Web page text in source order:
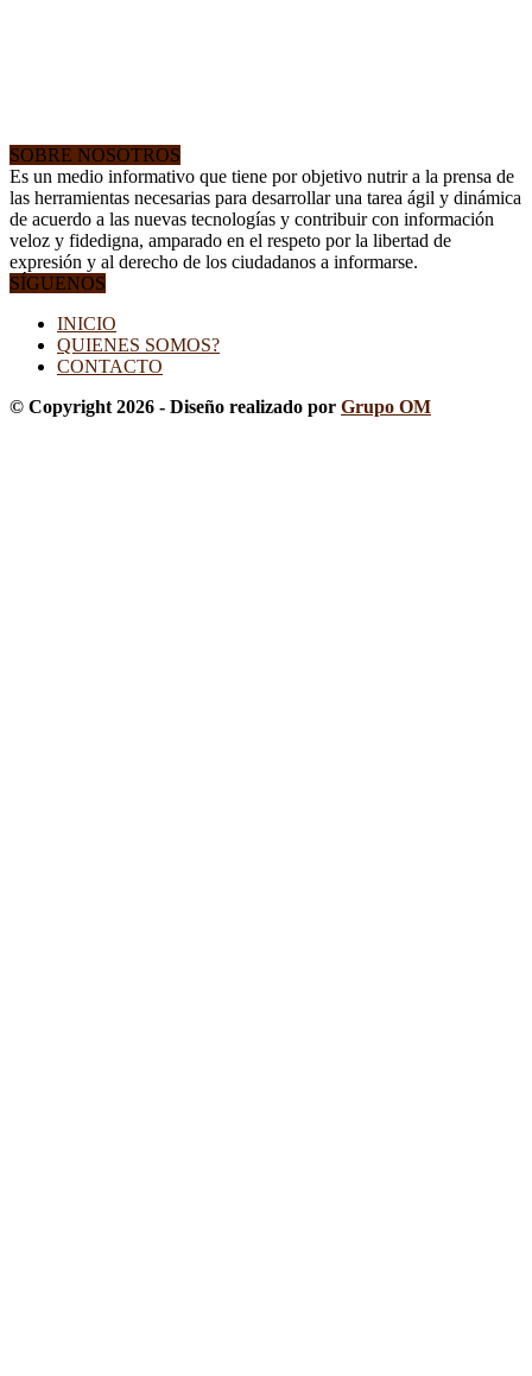
SOBRE NOSOTROS
Es un medio informativo que tiene por objetivo nutrir a la prensa de
las herramientas necesarias para desarrollar una tarea ágil y dinámica
de acuerdo a las nuevas tecnologías y contribuir con información
veloz y fidedigna, amparado en el respeto por la libertad de
expresión y al derecho de los ciudadanos a informarse.
SÍGUENOS
INICIO
QUIENES SOMOS?
CONTACTO
© Copyright 2026 - Diseño realizado por Grupo OM